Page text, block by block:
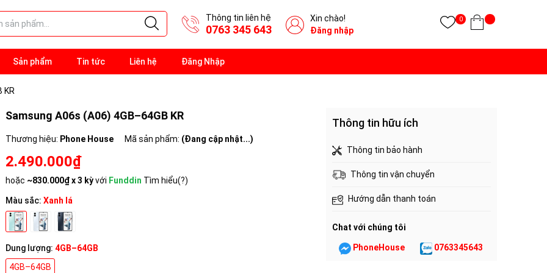
Thông tin liên hệ
0763 345 643
Xin chào!
Đăng nhập
0
Sản phẩm Tin tức Liên hệ Đăng Nhập
KR
Samsung A06s (A06) 4GB–64GB KR
Thương hiệu: Phone House Mã sản phẩm: (Đang cập nhật...)
2.490.000₫
hoặc ~830.000₫x 3 kỳvới Funddin Tìm hiểu(?)
Màu sắc: Xanh lá
Dung lượng: 4GB–64GB
4GB–64GB
Thông tin hữu ích
Thông tin bảo hành
Thông tin vận chuyển
Hướng dẫn thanh toán
Chat với chúng tôi
PhoneHouse 0763345643